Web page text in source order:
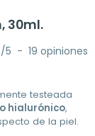
30ml.
/5 - 19 opiniones
testeada
hialurónico,
de la piel.